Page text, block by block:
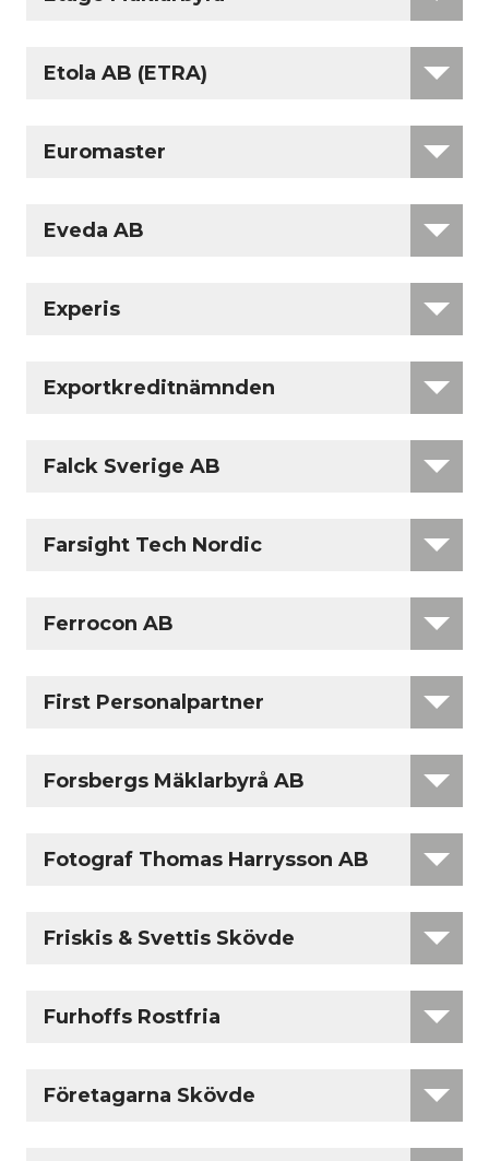
Etola AB (ETRA)
Euromaster
Eveda AB
Experis
Exportkreditnämnden
Falck Sverige AB
Farsight Tech Nordic
Ferrocon AB
First Personalpartner
Forsbergs Mäklarbyrå AB
Fotograf Thomas Harrysson AB
Friskis & Svettis Skövde
Furhoffs Rostfria
Företagarna Skövde